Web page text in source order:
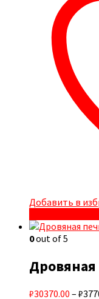
Добавить в
0out of 5
Дровяная
₽30370.00 –